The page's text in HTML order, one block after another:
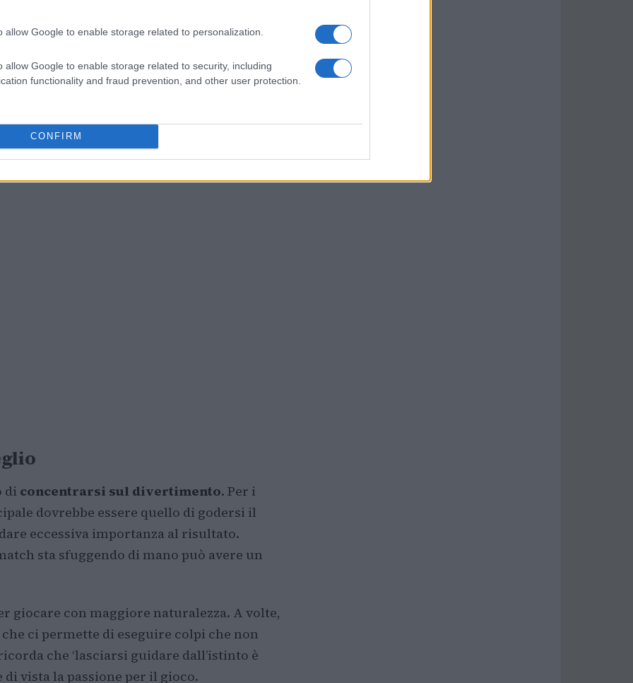
allow Google to enable storage related to personalization.
allow Google to enable storage related to security, including
functionality and fraud prevention, and other user protection.
CONFIRM
anche i muscoli diventano più tesi e i colpi
su piccoli obiettivi immediati,
approccio aiuta a mantenere la calma e a
Inoltre, comunicare apertamente
un ambiente di supporto reciproco,
difficili.
di concentrarsi sul divertimento. Per i
dovrebbe essere quello di godersi il
eccessiva importanza al risultato.
sta sfuggendo di mano può avere un
giocare con maggiore naturalezza. A volte,
ci permette di eseguire colpi che non
che ‘lasciarsi guidare dall’istinto è
vista la passione per il gioco.